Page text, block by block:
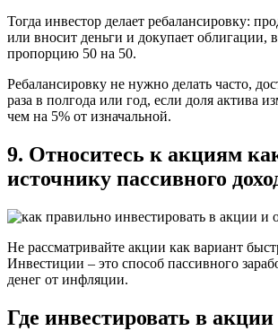
Тогда инвестор делает ребалансировку:
или вносит деньги и докупает облигации,
пропорцию 50 на 50.
Ребалансировку не нужно делать часто,
раза в полгода или год, если доля актива
чем на 5% от изначальной.
9. Относитесь к акциям
источнику пассивного
Не рассматривайте акции как вариант
Инвестиции – это способ пассивного
денег от инфляции.
Где инвестировать в акции